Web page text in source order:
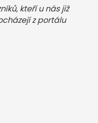
kteří u nás již
z portálu